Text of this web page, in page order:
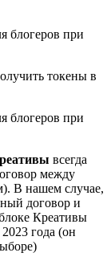
токены в
всегда
между
В нашем случае,
договор и
Креативы
года (он